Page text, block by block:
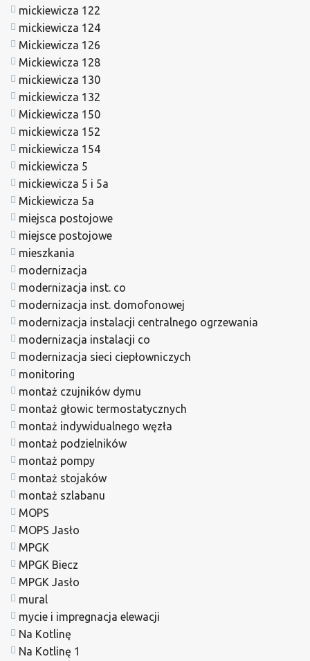
mickiewicza 122
mickiewicza 124
Mickiewicza 126
Mickiewicza 128
mickiewicza 130
mickiewicza 132
Mickiewicza 150
mickiewicza 152
mickiewicza 154
mickiewicza 5
mickiewicza 5 i 5a
Mickiewicza 5a
miejsca postojowe
miejsce postojowe
mieszkania
modernizacja
modernizacja inst. co
modernizacja inst. domofonowej
modernizacja instalacji centralnego ogrzewania
modernizacja instalacji co
modernizacja sieci ciepłowniczych
monitoring
montaż czujników dymu
montaż głowic termostatycznych
montaż indywidualnego węzła
montaż podzielników
montaż pompy
montaż stojaków
montaż szlabanu
MOPS
MOPS Jasło
MPGK
MPGK Biecz
MPGK Jasło
mural
mycie i impregnacja elewacji
Na Kotlinę
Na Kotlinę 1